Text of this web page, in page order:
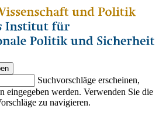
Suchvorschläge erscheinen,
eingegeben werden. Verwenden Sie die
zu navigieren.